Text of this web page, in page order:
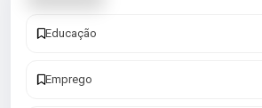
Educação
Emprego